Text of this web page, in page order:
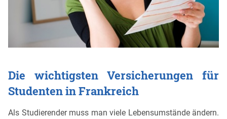
Die wichtigsten Versicherungen für
Studenten in Frankreich
Als Studierender muss man viele Lebensumstände ändern.